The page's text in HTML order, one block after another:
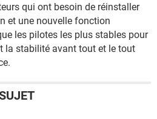
qui ont besoin de réinstaller
et une nouvelle fonction
les pilotes les plus stables pour
la stabilité avant tout et le tout